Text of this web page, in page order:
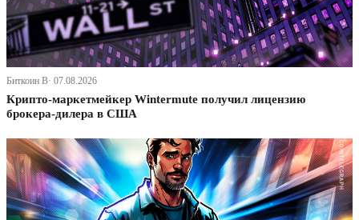
Биткоин В· 07.08.2026
Крипто-маркетмейкер Wintermute получил лицензию
брокера-дилера в США